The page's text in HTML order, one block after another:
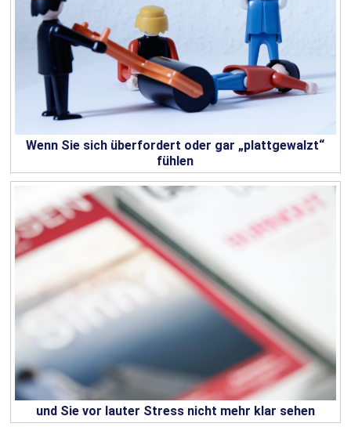
Wenn Sie sich überfordert oder gar „plattgewalzt“
fühlen
und Sie vor lauter Stress nicht mehr klar sehen